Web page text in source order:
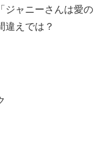
ジャニーさんは愛の
違えでは？